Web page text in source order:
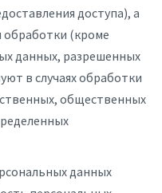
доступа), а
обработки (кроме
данных, разрешенных
в случаях обработки
общественных
данных